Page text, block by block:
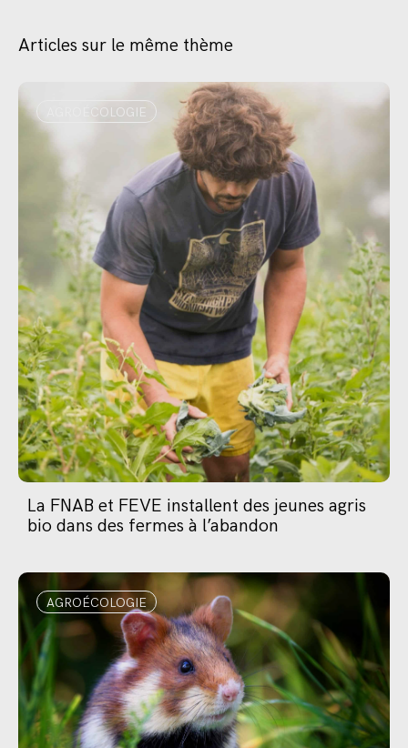
Articles sur le même thème
AGROÉCOLOGIE
La FNAB et FEVE installent des jeunes agris
bio dans des fermes à l’abandon
AGROÉCOLOGIE